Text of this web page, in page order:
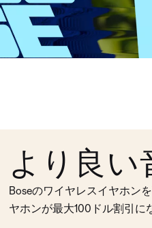
より良
Boseのワイヤレスイヤホン
ヤホンが最大100ドル割引に